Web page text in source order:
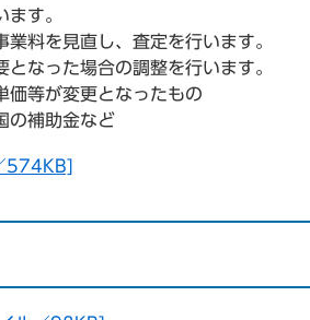
す。
料を見直し、査定を行います。
なった場合の調整を行います。
価等が変更となったもの
の補助金など
574KB]